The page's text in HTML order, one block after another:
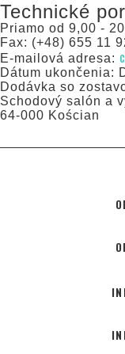
Technické
Priamo od 9,00 -
Fax: (+48) 655 11
E-mailová adresa:
Dátum ukončenia:
Dodávka so
Schodový salón a
64-000 Kościan